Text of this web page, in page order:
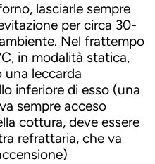
lasciarle sempre
per circa 30-
Nel frattempo
in modalità statica,
leccarda
inferiore di esso (una
sempre acceso
cottura, deve essere
refrattaria, che va